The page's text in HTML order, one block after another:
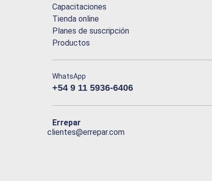
Capacitaciones
Tienda online
Planes de suscripción
Productos
WhatsApp
+54 9 11 5936-6406
Errepar
clientes@errepar.com